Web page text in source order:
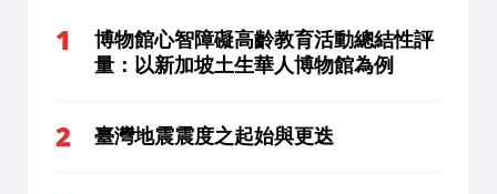
博物館心智障礙高齡教育活動總結性評
量：以新加坡土生華人博物館為例
臺灣地震震度之起始與更迭